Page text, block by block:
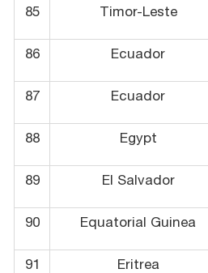
85 Timor-Leste
86 Ecuador
87 Ecuador
88 Egypt
89 El Salvador
90 Equatorial Guinea
91 Eritrea